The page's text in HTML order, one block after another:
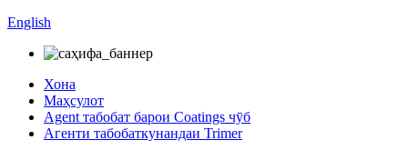
English
Хона
Маҳсулот
Agent табобат барои Coatings чӯб
Агенти табобаткунандаи Trimer